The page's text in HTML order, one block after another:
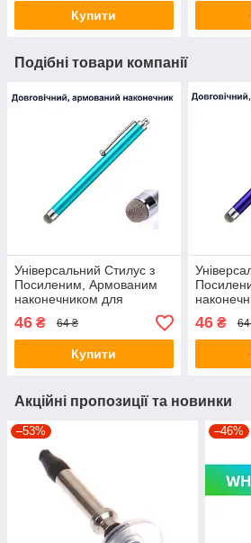
Купити
Подібні товари компанії
Універсальний Стилус з
Посиленим, Армованим
наконечником для
Телефону, Планшета,
Електронних книг,
Блакитний 1шт
46 ₴ 64 ₴
Купити
1шт
46₴
Акційні пропозиції та новинки
–53% –46%